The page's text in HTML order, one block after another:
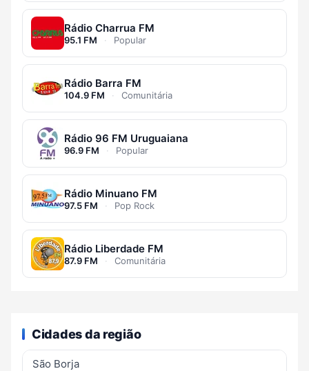
Rádio Charrua FM
95.1 FM · Popular
Rádio Barra FM
104.9 FM · Comunitária
Rádio 96 FM Uruguaiana
96.9 FM · Popular
Rádio Minuano FM
97.5 FM · Pop Rock
Rádio Liberdade FM
87.9 FM · Comunitária
Cidades da região
São Borja